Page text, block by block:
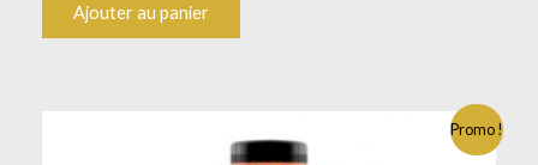
Ajouter au panier
Promo !